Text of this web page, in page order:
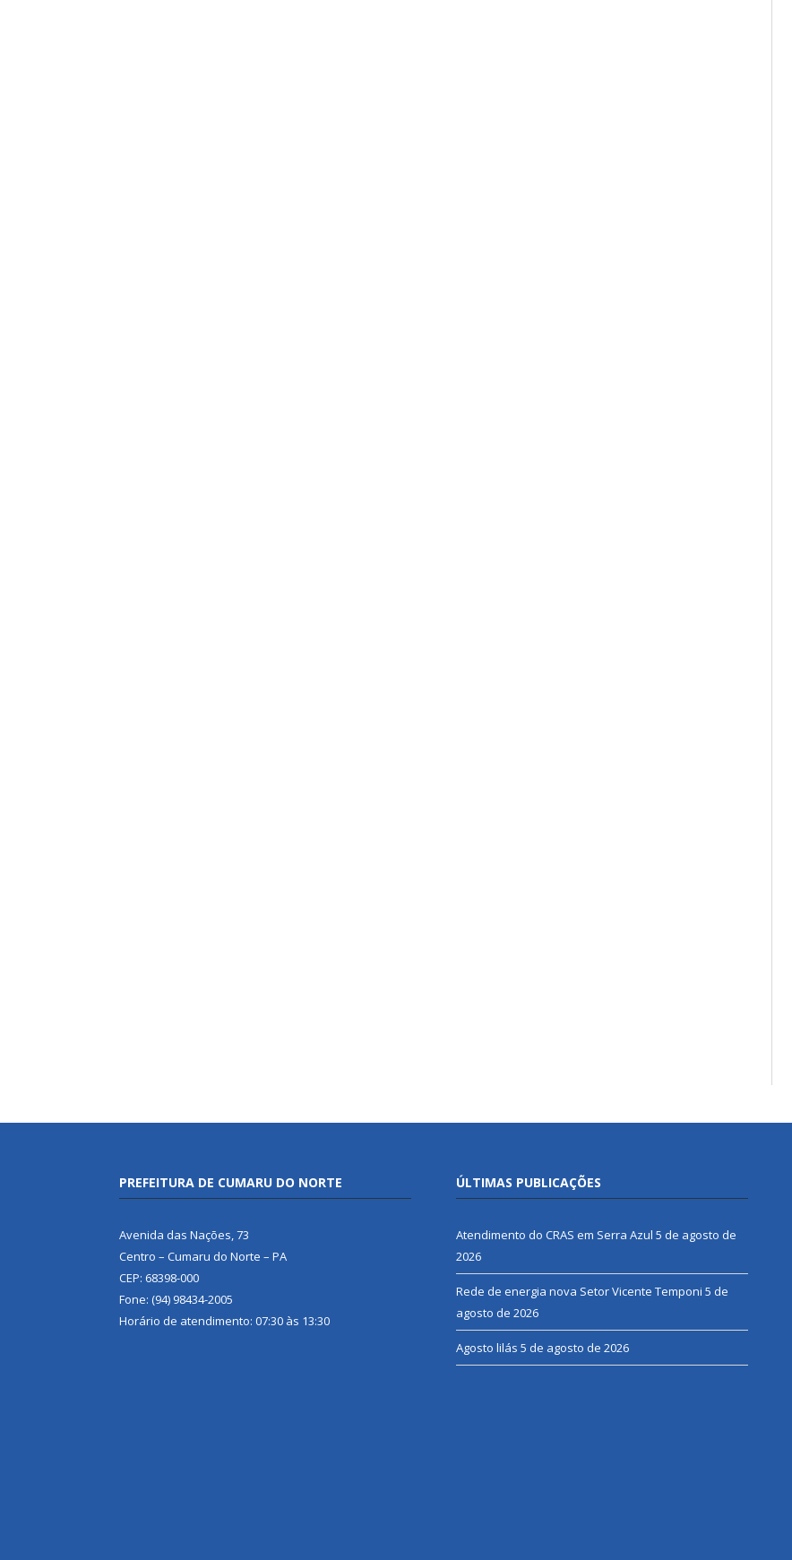
PREFEITURA DE CUMARU DO NORTE
Avenida das Nações, 73
Centro – Cumaru do Norte – PA
CEP: 68398-000
Fone: (94) 98434-2005
Horário de atendimento: 07:30 às 13:30
ÚLTIMAS PUBLICAÇÕES
Atendimento do CRAS em Serra Azul 5 de agosto de
2026
Rede de energia nova Setor Vicente Temponi 5 de
agosto de 2026
Agosto lilás 5 de agosto de 2026